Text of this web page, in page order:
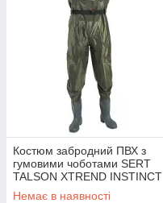
Костюм забродний ПВХ з
гумовими чоботами SERT
TALSON XTREND INSTINCT
(44/45) - SETBH2025-44/45
Немає в наявності